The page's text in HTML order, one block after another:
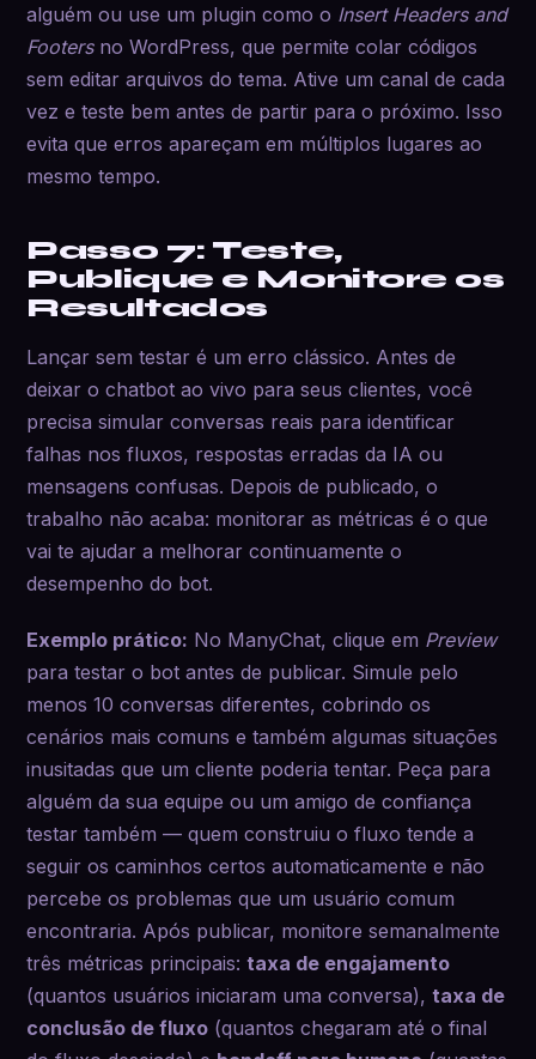
alguém ou use um plugin como o Insert Headers and
Footersno WordPress, que permite colar códigos
sem editar arquivos do tema. Ative um canal de cada
vez e teste bem antes de partir para o próximo. Isso
evita que erros apareçam em múltiplos lugares ao
mesmo tempo.
Passo 7: Teste,
Publique e Monitore os
Resultados
Lançar sem testar é um erro clássico. Antes de
deixar o chatbot ao vivo para seus clientes, você
precisa simular conversas reais para identificar
falhas nos fluxos, respostas erradas da IA ou
mensagens confusas. Depois de publicado, o
trabalho não acaba: monitorar as métricas é o que
vai te ajudar a melhorar continuamente o
desempenho do bot.
Exemplo prático: No ManyChat, clique em Preview
para testar o bot antes de publicar. Simule pelo
menos 10 conversas diferentes, cobrindo os
cenários mais comuns e também algumas situações
inusitadas que um cliente poderia tentar. Peça para
alguém da sua equipe ou um amigo de confiança
testar também — quem construiu o fluxo tende a
seguir os caminhos certos automaticamente e não
percebe os problemas que um usuário comum
encontraria. Após publicar, monitore semanalmente
três métricas principais:taxa de engajamento
(quantos usuários iniciaram uma conversa),taxa de
conclusão de fluxo (quantos chegaram até o final